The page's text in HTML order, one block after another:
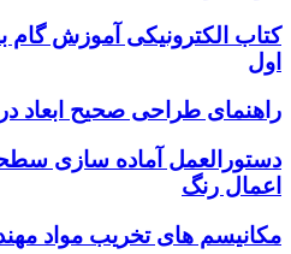
کتاب الکترونیکی آموزش گام
اول
راهنمای طراحی صحیح ابعاد
دستورالعمل آماده سازی
اعمال رنگ
مکانیسم های تخریب مواد